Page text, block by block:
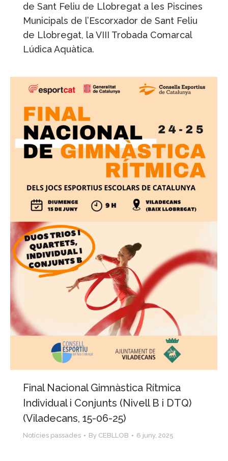
de Sant Feliu de Llobregat a les Piscines
Municipals de l’Escorxador de Sant Feliu
de Llobregat, la VIII Trobada Comarcal
Lúdica Aquàtica.
Final Nacional Gimnàstica Rítmica
Individual i Conjunts (Nivell B i DTQ)
(Viladecans, 15-06-25)
Notícies passades By CEBLLOB 6 juny, 2025